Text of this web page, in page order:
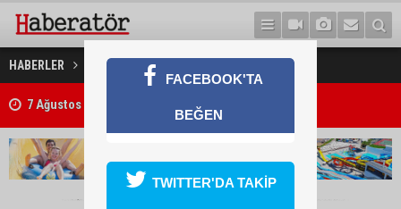
HABERLER GÜNDEM Kıb-Tek’i gözden çıkardılar
7 Ağustos 2026 Döviz Kurları
Trafik kazasında 85 yaşındaki Turan Obalı hayatını kaybetti, 3 kişi
FACEBOOK'TA
BEĞEN
TWITTER'DA TAKİP